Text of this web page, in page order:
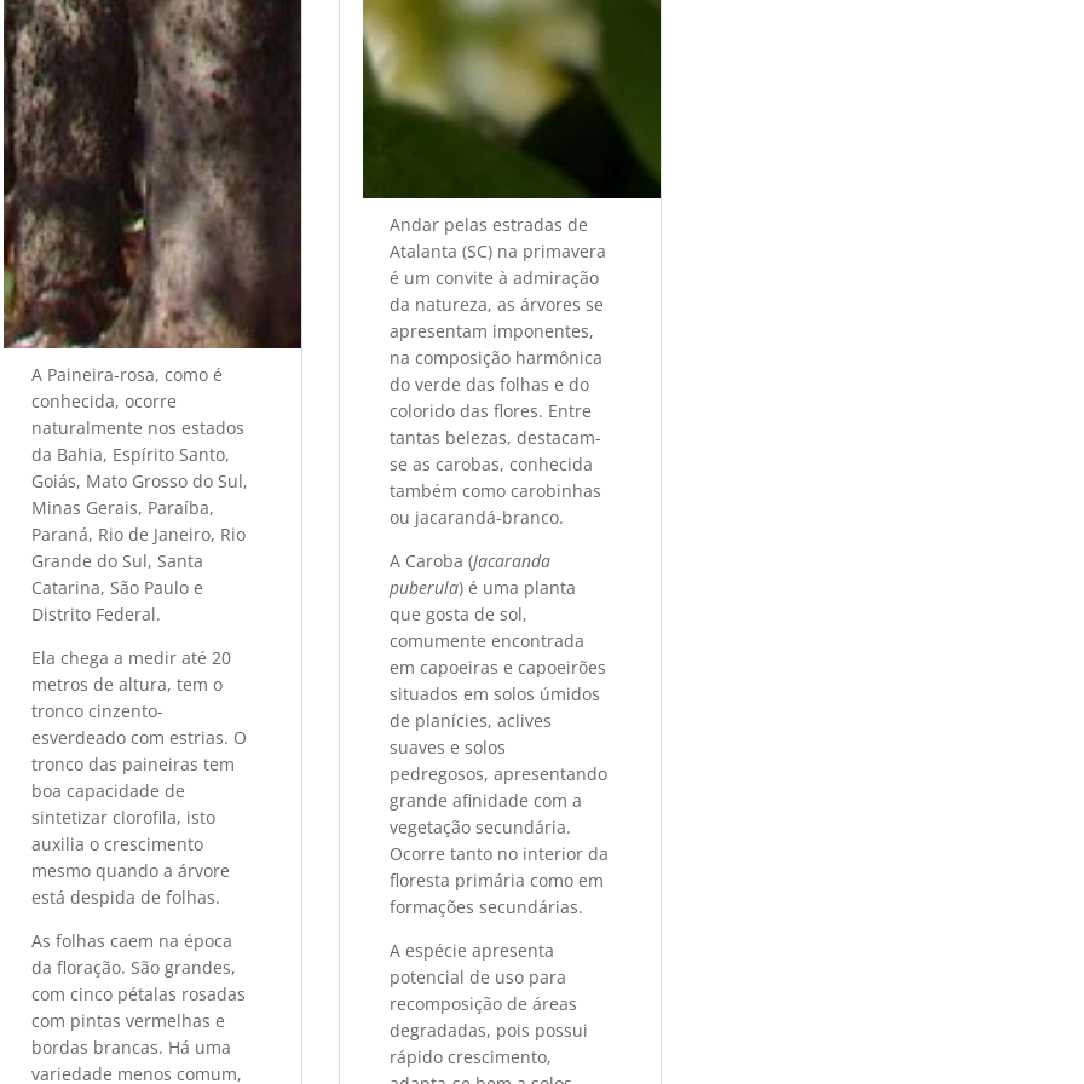
A Paineira-rosa, como é
conhecida, ocorre
naturalmente nos estados
da Bahia, Espírito Santo,
Goiás, Mato Grosso do Sul,
Minas Gerais, Paraíba,
Paraná, Rio de Janeiro, Rio
Grande do Sul, Santa
Catarina, São Paulo e
Distrito Federal.
Ela chega a medir até 20
metros de altura, tem o
tronco cinzento-
esverdeado com estrias. O
tronco das paineiras tem
boa capacidade de
sintetizar clorofila, isto
auxilia o crescimento
mesmo quando a árvore
está despida de folhas.
As folhas caem na época
da floração. São grandes,
com cinco pétalas rosadas
com pintas vermelhas e
bordas brancas. Há uma
variedade menos comum,
Andar pelas estradas de
Atalanta (SC) na primavera
é um convite à admiração
da natureza, as árvores se
apresentam imponentes,
na composição harmônica
do verde das folhas e do
colorido das flores. Entre
tantas belezas, destacam-
se as carobas, conhecida
também como carobinhas
ou jacarandá-branco.
A Caroba (Jacaranda
puberula) é uma planta
que gosta de sol,
comumente encontrada
em capoeiras e capoeirões
situados em solos úmidos
de planícies, aclives
suaves e solos
pedregosos, apresentando
grande afinidade com a
vegetação secundária.
Ocorre tanto no interior da
floresta primária como em
formações secundárias.
A espécie apresenta
potencial de uso para
recomposição de áreas
degradadas, pois possui
rápido crescimento,